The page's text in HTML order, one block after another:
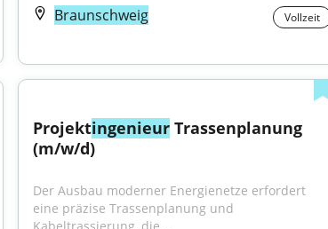
Braunschweig
Vollzeit
Projektingenieur Trassenplanung
(m/w/d)
Der Ausbau moderner Energienetze erfordert
eine präzise Trassenplanung und